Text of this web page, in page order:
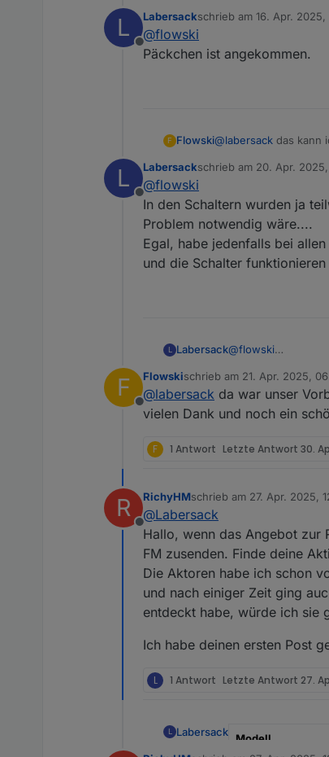
L
Offline
Labersackschrieb am 16. Apr. 2025,
zuletzt editiert von
@flowski
Päckchen ist angekommen.
F Flowski@labersack das kann
L
Offline
Labersackschrieb am 20. Apr.
zuletzt editiert von
@flowski
In den Schaltern wurden ja
Problem notwendig wäre....
Egal, habe jedenfalls bei
und die Schalter
L Labersack@flowski
Problem notwendig
Egal, habe
Schalter
F
Offline
Flowskischrieb am 21. Apr. 2025,
zuletzt editiert von
@labersack da war unser
vielen Dank und noch ein
F 1 Antwort Letzte Antwort 30.
R
Offline
RichyHMschrieb am 27. Apr. 2025,
zuletzt editiert von
@Labersack
Hallo, wenn das Angebot zur
FM zusenden. Finde deine
Die Aktoren habe ich schon
und nach einiger Zeit ging
entdeckt habe, würde ich sie
Ich habe deinen ersten Post
L 1 Antwort Letzte Antwort 27.
L Labersack
Modell